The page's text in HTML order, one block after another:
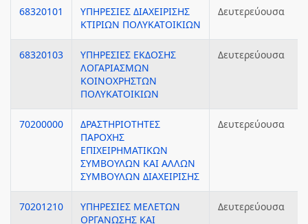
68320101
ΥΠΗΡΕΣΙΕΣ ΔΙΑΧΕΙΡΙΣΗΣ
ΚΤΙΡΙΩΝ ΠΟΛΥΚΑΤΟΙΚΙΩΝ
Δευτερεύουσα
68320103
ΥΠΗΡΕΣΙΕΣ ΕΚΔΟΣΗΣ
ΛΟΓΑΡΙΑΣΜΩΝ
ΚΟΙΝΟΧΡΗΣΤΩΝ
ΠΟΛΥΚΑΤΟΙΚΙΩΝ
Δευτερεύουσα
70200000
ΔΡΑΣΤΗΡΙΟΤΗΤΕΣ
ΠΑΡΟΧΗΣ
ΕΠΙΧΕΙΡΗΜΑΤΙΚΩΝ
ΣΥΜΒΟΥΛΩΝ ΚΑΙ ΑΛΛΩΝ
ΣΥΜΒΟΥΛΩΝ ΔΙΑΧΕΙΡΙΣΗΣ
Δευτερεύουσα
70201210
ΥΠΗΡΕΣΙΕΣ ΜΕΛΕΤΩΝ
ΟΡΓΑΝΩΣΗΣ ΚΑΙ
Δευτερεύουσα